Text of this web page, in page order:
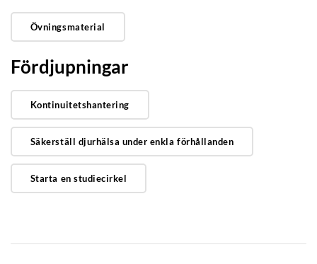
Övningsmaterial
Fördjupningar
Kontinuitetshantering
Säkerställ djurhälsa under enkla förhållanden
Starta en studiecirkel